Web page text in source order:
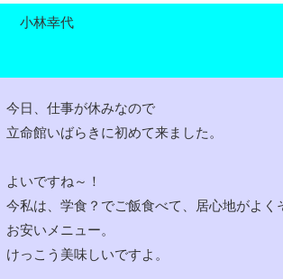
小林幸代
今日、仕事が休みなので
立命館いばらきに初めて来ました。
よいですね～！
今私は、学食？でご飯食べて、居心地がよく
お安いメニュー。
けっこう美味しいですよ。